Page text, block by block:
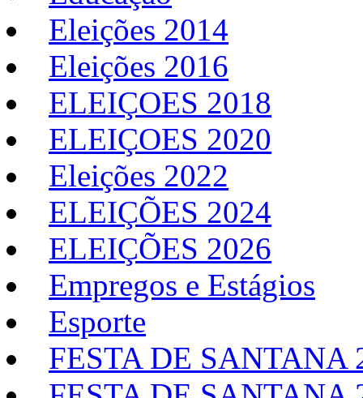
Eleições 2014
Eleições 2016
ELEIÇOES 2018
ELEIÇOES 2020
Eleições 2022
ELEIÇÕES 2024
ELEIÇÕES 2026
Empregos e Estágios
Esporte
FESTA DE SANTANA